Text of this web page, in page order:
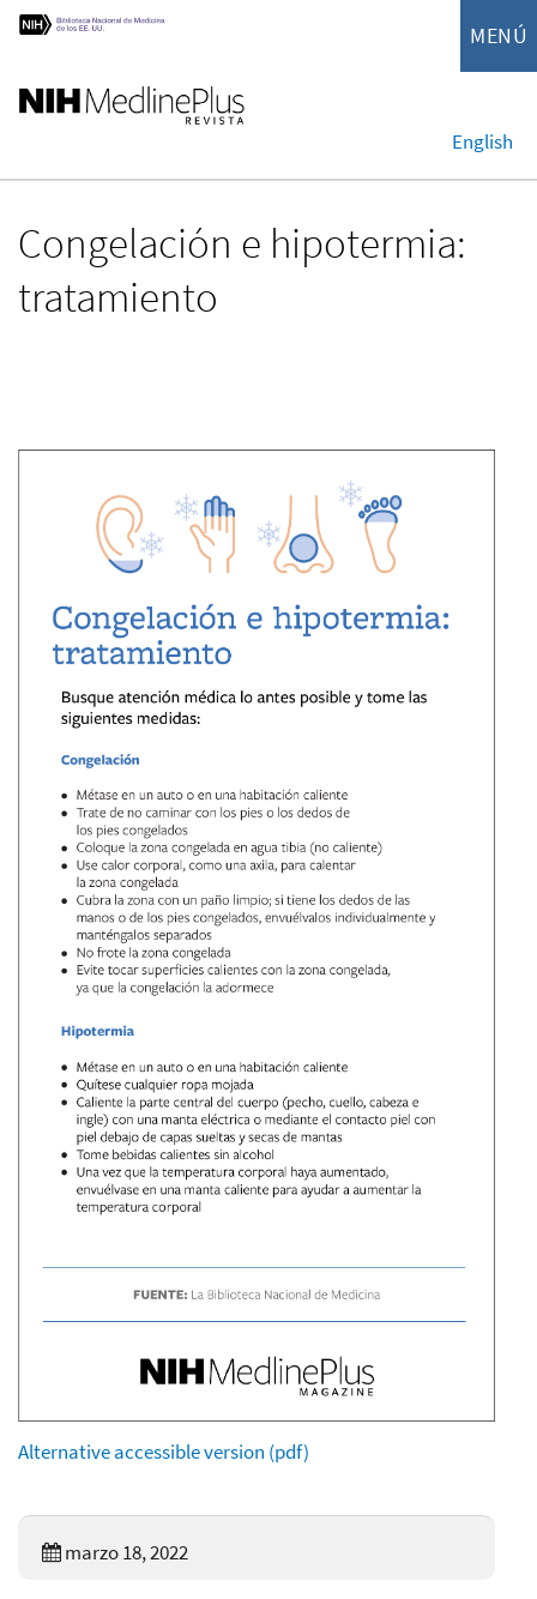
MENÚ
English
Congelación e hipotermia:
tratamiento
Alternative accessible version (pdf)
marzo 18, 2022